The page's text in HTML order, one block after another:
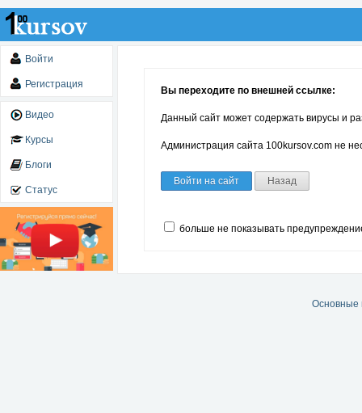
Войти
Регистрация
Видео
Курсы
Блоги
Статус
Вы переходите по внешней ссылке:
Данный сайт может содержать вирусы и
Администрация сайта 100kursov.com не
Войти на сайт Назад
больше не показывать
Основные